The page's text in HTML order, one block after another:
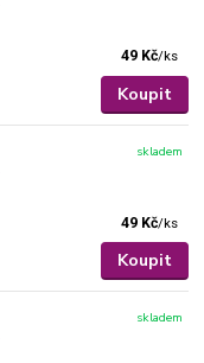
49 Kč/ks
Koupit
49 Kč/ks
skladem
Koupit
skladem